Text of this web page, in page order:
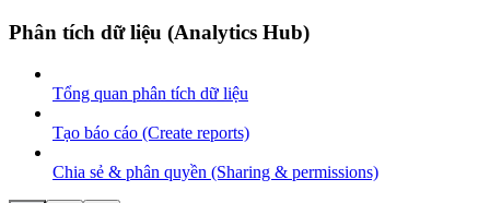
Phân tích dữ liệu (Analytics Hub)
Tổng quan phân tích dữ liệu
Tạo báo cáo (Create reports)
Chia sẻ & phân quyền (Sharing & permissions)